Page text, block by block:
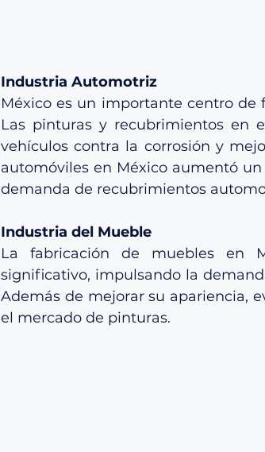
Industria Automotriz
México es un importante centro
Las pinturas y recubrimientos en
vehículos contra la corrosión y
automóviles en México aumentó
demanda de recubrimientos
Industria del Mueble
La fabricación de muebles en
significativo, impulsando la
Además de mejorar su apariencia,
el mercado de pinturas.